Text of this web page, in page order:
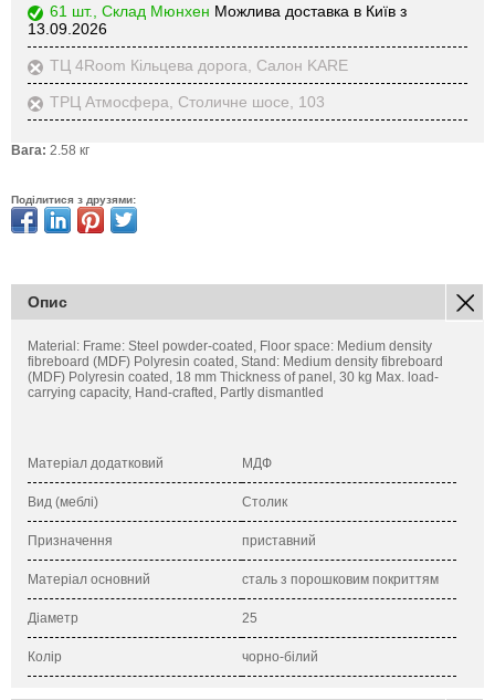
61 шт., Склад Мюнхен Можлива доставка в Київ з
13.09.2026
ТЦ 4Room Кільцева дорога, Салон KARE
ТРЦ Атмосфера, Столичне шосе, 103
Вага: 2.58 кг
Поділитися з друзями:
Опис
Material: Frame: Steel powder-coated, Floor space: Medium density
fibreboard (MDF) Polyresin coated, Stand: Medium density fibreboard
(MDF) Polyresin coated, 18 mm Thickness of panel, 30 kg Max. load-
carrying capacity, Hand-crafted, Partly dismantled
Матеріал додатковий МДФ
Вид (меблі) Столик
Призначення приставний
Матеріал основний сталь з порошковим покриттям
Діаметр 25
Колір чорно-білий